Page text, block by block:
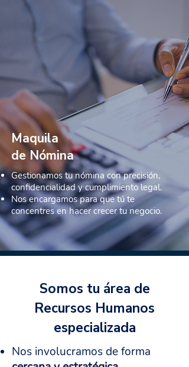
Maquila
de Nómina
Gestionamos tu nómina con precisión,
confidencialidad y cumplimiento legal.
Nos encargamos para que tú te
concentres en hacer crecer tu negocio.
Somos tu área de
Recursos Humanos
especializada
Nos involucramos de forma